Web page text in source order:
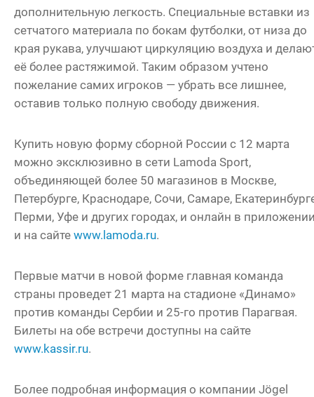
дополнительную легкость. Специальные вставки из
сетчатого материала по бокам футболки, от низа до
края рукава, улучшают циркуляцию воздуха и
её более растяжимой. Таким образом учтено
пожелание самих игроков — убрать все лишнее,
оставив только полную свободу движения.
Купить новую форму сборной России с 12 марта
можно эксклюзивно в сети Lamoda Sport,
объединяющей более 50 магазинов в Москве,
Петербурге, Краснодаре, Сочи, Самаре,
Перми, Уфе и других городах, и онлайн в
и на сайте www.lamoda.ru.
Первые матчи в новой форме главная команда
страны проведет 21 марта на стадионе «Динамо»
против команды Сербии и 25-го против Парагвая.
Билеты на обе встречи доступны на сайте
www.kassir.ru.
Более подробная информация о компании Jögel